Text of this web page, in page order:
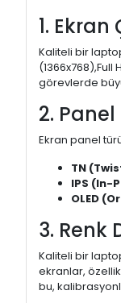
1.
Kaliteli bir
görevlerde
2. Panel
Ekran panel
TN
IPS (In-
OLED
3. Renk
Kaliteli bir
ekranlar,
bu,